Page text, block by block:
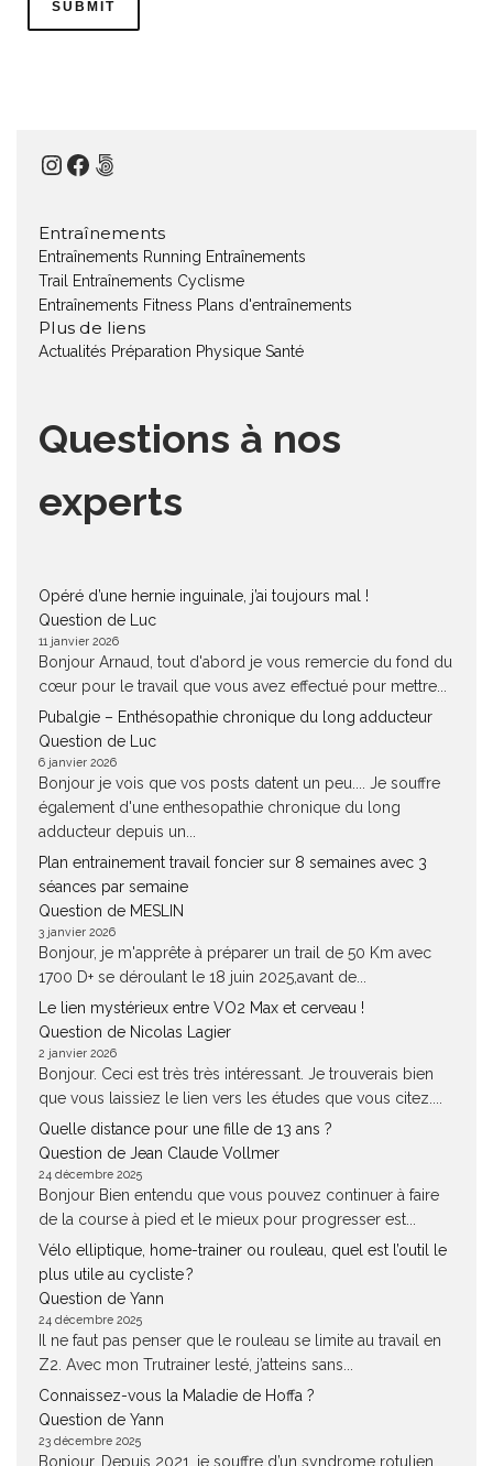
Instagram
Facebook
500px
Entraînements
Entraînements Running Entraînements
Trail
Entraînements Cyclisme
Entraînements Fitness Plans d'entraînements
Plus de liens
Actualités Préparation Physique Santé
Questions à nos
experts
Opéré d’une hernie inguinale, j’ai toujours mal !
Question de Luc
11 janvier 2026
Bonjour Arnaud, tout d'abord je vous remercie du fond du
cœur pour le travail que vous avez effectué pour mettre...
Pubalgie – Enthésopathie chronique du long adducteur
Question de Luc
6 janvier 2026
Bonjour je vois que vos posts datent un peu.... Je souffre
également d'une enthesopathie chronique du long
adducteur depuis un...
Plan entrainement travail foncier sur 8 semaines avec 3
séances par semaine
Question de MESLIN
3 janvier 2026
Bonjour, je m'apprête à préparer un trail de 50 Km avec
1700 D+ se déroulant le 18 juin 2025,avant de...
Le lien mystérieux entre VO2 Max et cerveau !
Question de Nicolas Lagier
2 janvier 2026
Bonjour. Ceci est très très intéressant. Je trouverais bien
que vous laissiez le lien vers les études que vous citez....
Quelle distance pour une fille de 13 ans ?
Question de Jean Claude Vollmer
24 décembre 2025
Bonjour Bien entendu que vous pouvez continuer à faire
de la course à pied et le mieux pour progresser est...
Vélo elliptique, home-trainer ou rouleau, quel est l’outil le
plus utile au cycliste ?
Question de Yann
24 décembre 2025
Il ne faut pas penser que le rouleau se limite au travail en
Z2. Avec mon Trutrainer lesté, j’atteins sans...
Connaissez-vous la Maladie de Hoffa ?
Question de Yann
23 décembre 2025
Bonjour, Depuis 2021, je souffre d’un syndrome rotulien